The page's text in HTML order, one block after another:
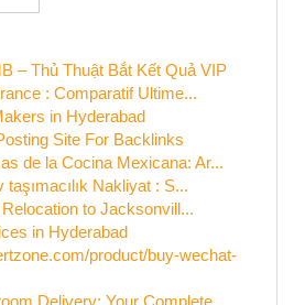
– Thủ Thuật Bắt Kết Quả VIP
: Comparatif Ultime...
in Hyderabad
Site For Backlinks
de la Cocina Mexicana: Ar...
Nakliyat : S...
to Jacksonvill...
in Hyderabad
product/buy-wechat-